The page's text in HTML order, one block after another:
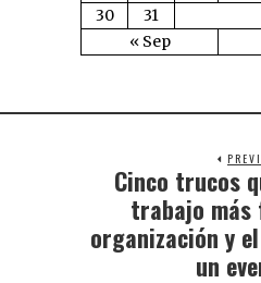
« Sep
30
31
Cinco trucos
trabajo más
organización y
un